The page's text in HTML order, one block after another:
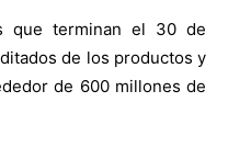
que terminan el 30 de
de los productos y
de 600 millones de